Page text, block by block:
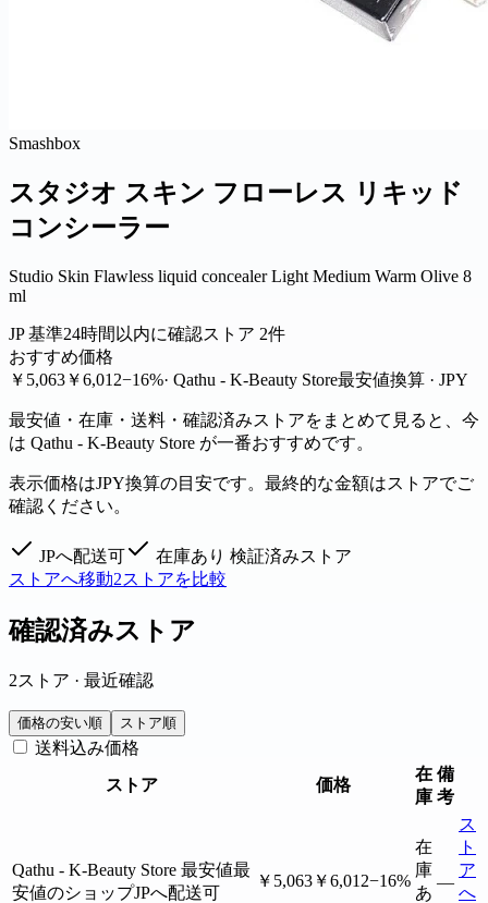
Smashbox
スタジオ スキン フローレス リキッド
コンシーラー
Studio Skin Flawless liquid concealer Light Medium Warm Olive 8
ml
JP 基準24時間以内に確認ストア 2件
おすすめ価格
￥5,063 ￥6,012−16%· Qathu - K-Beauty Store最安値換算 · JPY
最安値・在庫・送料・確認済みストアをまとめて見ると、今
は Qathu - K-Beauty Store が一番おすすめです。
表示価格はJPY換算の目安です。最終的な金額はストアでご
確認ください。
JPへ配送可 在庫あり 検証済みストア
ストアへ移動2ストアを比較
確認済みストア
2ストア · 最近確認
価格の安い順 ストア順
送料込み価格
ストア
価格
在
庫
備
考
Qathu - K-Beauty Store 最安値最
安値のショップJPへ配送可
￥5,063 ￥6,012−16%
在
庫
あ
—
ス
ト
ア
へ